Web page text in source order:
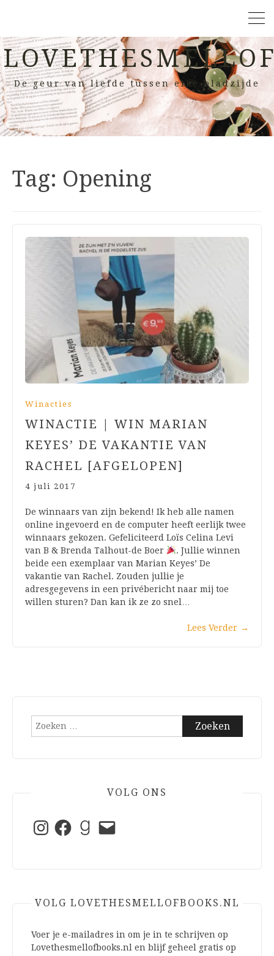
De geur van liefde tussen elke bladzijde
Tag: Opening
Winacties
WINACTIE | WIN MARIAN
KEYES’ DE VAKANTIE VAN
RACHEL [AFGELOPEN]
4 juli 2017
De winnaars van zijn bekend! Ik heb alle namen
online ingevoerd en de computer heeft eerlijk twee
winnaars gekozen. Gefeliciteerd Loïs Celina Levi
van B & Brenda Talhout-de Boer
. Jullie winnen
beide een exemplaar van Marian Keyes’ De
vakantie van Rachel. Zouden jullie je
adresgegevens in een privébericht naar mij toe
willen sturen? Dan kan ik ze zo snel…
Lees Verder →
Zoeken
VOLG ONS
InstagramFacebookGoodreads
E-
mail
VOLG LOVETHESMELLOFBOOKS.NL
Voer je e-mailadres in om je in te schrijven op
Lovethesmellofbooks.nl en blijf geheel gratis op